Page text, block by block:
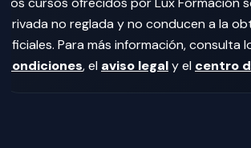
privada no reglada y no conducen a la
oficiales. Para más información, consulta
condiciones, el aviso legaly el centro